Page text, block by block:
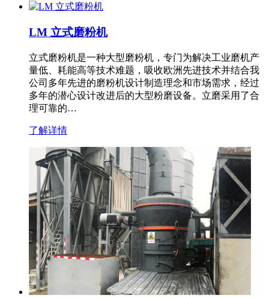
LM 立式磨粉机
立式磨粉机是一种大型磨粉机，专门为解决工业磨机产
量低、耗能高等技术难题，吸收欧洲先进技术并结合我
公司多年先进的磨粉机设计制造理念和市场需求，经过
多年的潜心设计改进后的大型粉磨设备。立磨采用了合
理可靠的…
了解详情